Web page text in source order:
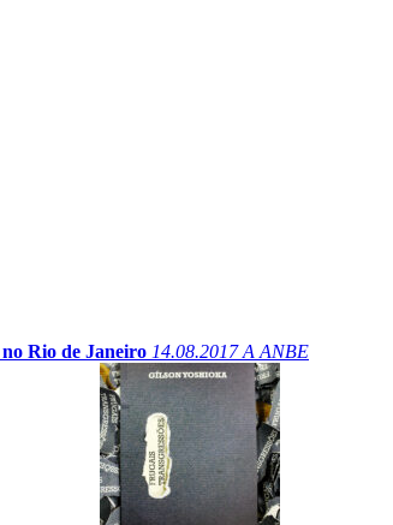
Rio de Janeiro 14.08.2017A ANBE